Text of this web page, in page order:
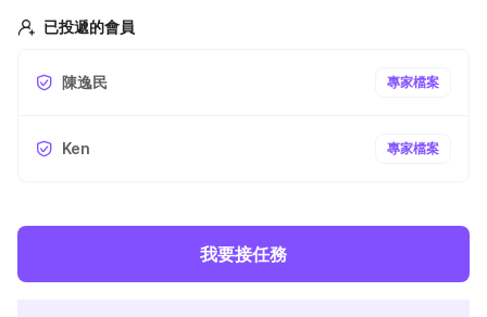
已投遞的會員
陳逸民 專家檔案
Ken 專家檔案
我要接任務